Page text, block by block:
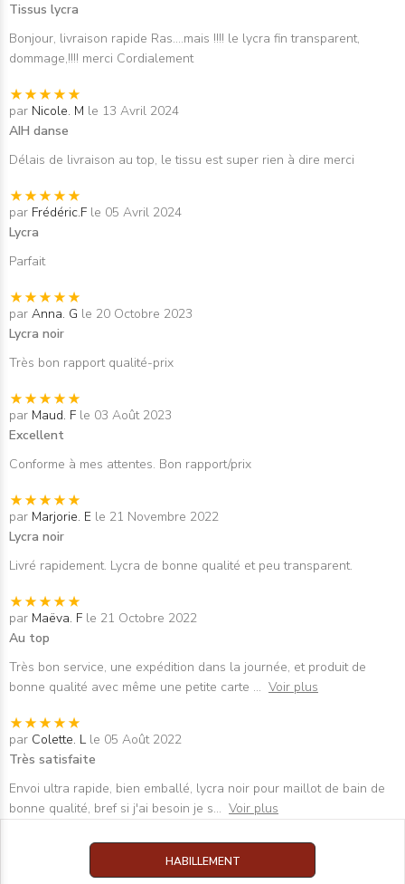
Tissus lycra
Bonjour, livraison rapide Ras....mais !!!! le lycra fin transparent,
dommage,!!!! merci Cordialement
par Nicole. M le 13 Avril 2024
AIH danse
Délais de livraison au top, le tissu est super rien à dire merci
par Frédéric.F le 05 Avril 2024
Lycra
Parfait
par Anna. G le 20 Octobre 2023
Lycra noir
Très bon rapport qualité-prix
par Maud. F le 03 Août 2023
Excellent
Conforme à mes attentes. Bon rapport/prix
par Marjorie. E le 21 Novembre 2022
Lycra noir
Livré rapidement. Lycra de bonne qualité et peu transparent.
par Maëva. F le 21 Octobre 2022
Au top
Très bon service, une expédition dans la journée, et produit de
bonne qualité avec même une petite carte ... Voir plus
par Colette. L le 05 Août 2022
Très satisfaite
Envoi ultra rapide, bien emballé, lycra noir pour maillot de bain de
bonne qualité, bref si j'ai besoin je s... Voir plus
HABILLEMENT